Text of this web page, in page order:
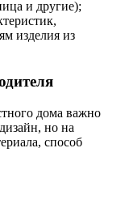
и другие);
изделия из
дома важно
но на
способ